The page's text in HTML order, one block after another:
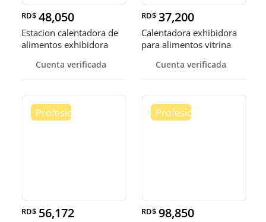
RD$ 48,050
Estacion calentadora de
alimentos exhibidora
Cuenta verificada
RD$ 37,200
Calentadora exhibidora
para alimentos vitrina
Cuenta verificada
RD$ 56,172 RD$ 98,850